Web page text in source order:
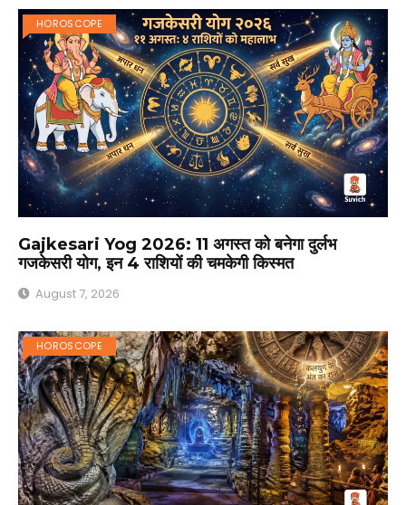
HOROSCOPE
Gajkesari Yog 2026: 11 अगस्त को बनेगा दुर्लभ
गजकेसरी योग, इन 4 राशियों की चमकेगी किस्मत
August 7, 2026
HOROSCOPE